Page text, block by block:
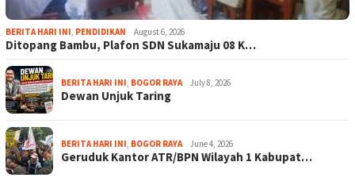
BERITA HARI INI, PENDIDIKAN August 6, 2026
Ditopang Bambu, Plafon SDN Sukamaju 08 K…
BERITA HARI INI, BOGOR RAYA July 8, 2026
Dewan Unjuk Taring
BERITA HARI INI, BOGOR RAYA June 4, 2026
Geruduk Kantor ATR/BPN Wilayah 1 Kabupat…